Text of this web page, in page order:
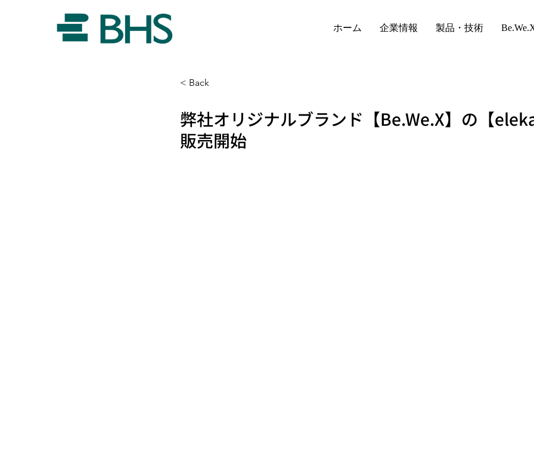
ホーム 企業情報 製品・技術
< Back
弊社オリジナルブランド【Be.We.X】の【
販売開始